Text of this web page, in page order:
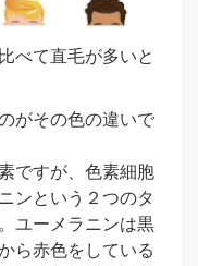
べて直毛が多いと
がその色の違いで
ですが、色素細胞
ンという２つのタ
ユーメラニンは黒
ら赤色をしている